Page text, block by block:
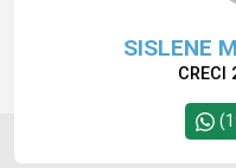
SISLENE
CRECI